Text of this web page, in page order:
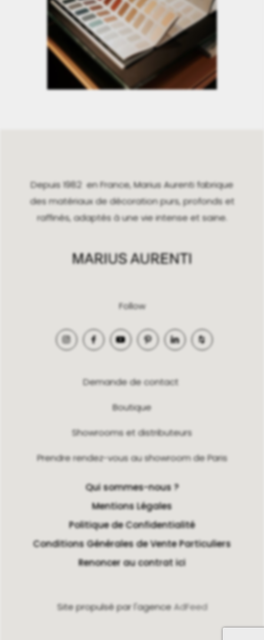
Depuis 1982 en France, Marius Aurenti fabrique
des matériaux de décoration purs, profonds et
raffinés, adaptés à une vie intense et saine.
Follow
Demande de contact
Boutique
Showrooms et distributeurs
Prendre rendez-vous au showroom de Paris
Qui sommes-nous ?
Mentions Légales
Politique de Confidentialité
Conditions Générales de Vente Particuliers
Renoncer au contrat ici
Site propulsé par l'agenceAdFeed